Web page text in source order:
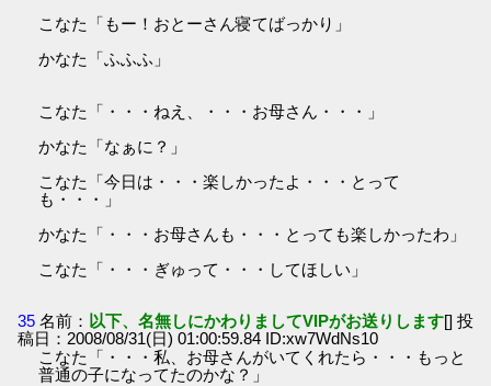
こなた「もー！おとーさん寝てばっかり」
かなた「ふふふ」
こなた「・・・ねえ、・・・お母さん・・・」
かなた「なぁに？」
こなた「今日は・・・楽しかったよ・・・とって
も・・・」
かなた「・・・お母さんも・・・とっても楽しかったわ」
こなた「・・・ぎゅって・・・してほしい」
35 名前： 以下、名無しにかわりましてVIPがお送りします[] 投
稿日：2008/08/31(日) 01:00:59.84 ID:xw7WdNs10
こなた「・・・私、お母さんがいてくれたら・・・もっと
普通の子になってたのかな？」